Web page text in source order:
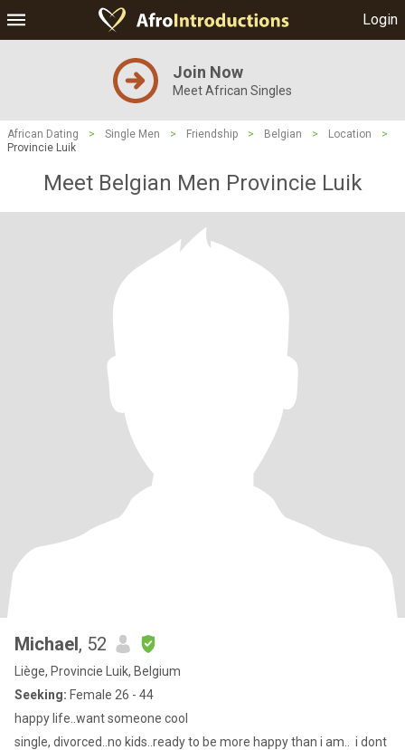
Login
Join Now
Meet African Singles
African Dating > Single Men > Friendship > Belgian > Location
>
Provincie Luik
Meet Belgian Men Provincie Luik
Michael, 52
Liège, Provincie Luik, Belgium
Seeking: Female 26 - 44
happy life..want someone cool
single, divorced..no kids..ready to be more happy than i am.. i dont